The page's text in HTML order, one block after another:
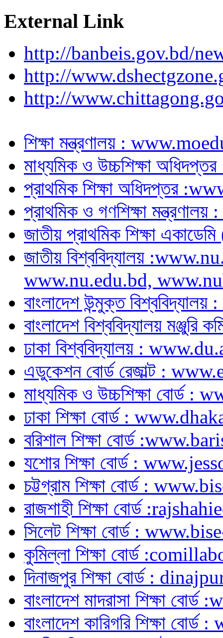
External Link
http://banbeis.gov.bd/
http://
http://
শিক্ষা মন্ত্রণালয় :
মাধ্যমিক ও উচ্চশিক্ষা
প্রাথমিক শিক্ষা অধিদপ্তর
প্রাথমিক ও গণশিক্ষা
জাতীয় প্রাথমিক শিক্ষা
জাতীয় বিশ্ববিদ্যালয়
www.nu.edu.bd,
বাংলাদেশ উন্মুক্ত
বাংলাদেশ বিশ্ববিদ্যালয়
ঢাকা বিশ্ববিদ্যালয় :
এডুকেশন বোর্ড রেজাল্ট :
মাধ্যমিক ও উচ্চশিক্ষা বোর্ড
ঢাকা শিক্ষা বোর্ড :
বরিশাল শিক্ষা বোর্ড
যশোর শিক্ষা বোর্ড :
চট্টগ্রাম শিক্ষা বোর্ড :
রাজশাহী শিক্ষা বোর্ড
সিলেট শিক্ষা বোর্ড :
কুমিল্লা শিক্ষা বোর্ড
দিনাজপুর শিক্ষা বোর্ড :
বাংলাদেশ মাদরাসা শিক্ষা
বাংলাদেশ কারিগরি শিক্ষা